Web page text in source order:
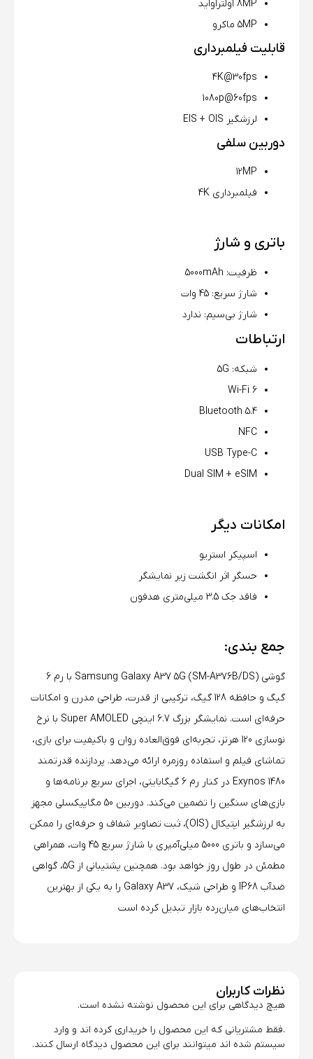
8MP اولتراواید
5MP ماکرو
قابلیت فیلمبرداری
4K@30fps
1080p@60fps
لرزشگیر EIS + OIS
دوربین سلفی
12MP
فیلمبرداری 4K
باتری و شارژ
ظرفیت: 5000mAh
شارژ سریع: 45 وات
شارژ بی‌سیم: ندارد
ارتباطات
شبکه: 5G
Wi-Fi 6
Bluetooth 5.4
NFC
USB Type-C
Dual SIM + eSIM
امکانات دیگر
اسپیکر استریو
حسگر اثر انگشت زیر نمایشگر
فاقد جک 3.5 میلی‌متری هدفون
جمع بندی:
گوشی Samsung Galaxy A37 5G (SM-A376B/DS) با رم 6
گیگ و حافظه 128 گیگ، ترکیبی از قدرت، طراحی مدرن و امکانات
حرفه‌ای است. نمایشگر بزرگ 6.7 اینچی Super AMOLED با نرخ
نوسازی 120 هرتز، تجربه‌ای فوق‌العاده روان و باکیفیت برای بازی،
تماشای فیلم و استفاده روزمره ارائه می‌دهد. پردازنده قدرتمند
Exynos 1480 در کنار رم 6 گیگابایتی، اجرای سریع برنامه‌ها و
بازی‌های سنگین را تضمین می‌کند. دوربین 50 مگاپیکسلی مجهز
به لرزشگیر اپتیکال (OIS)، ثبت تصاویر شفاف و حرفه‌ای را ممکن
می‌سازد و باتری 5000 میلی‌آمپری با شارژ سریع 45 وات، همراهی
مطمئن در طول روز خواهد بود. همچنین پشتیبانی از 5G، گواهی
ضدآب IP68 و طراحی شیک، Galaxy A37 را به یکی از بهترین
انتخاب‌های میان‌رده بازار تبدیل کرده است
نظرات کاربران
هیچ دیدگاهی برای این محصول نوشته نشده است.
.فقط مشتریانی که این محصول را خریداری کرده اند و وارد
سیستم شده اند میتوانند برای این محصول دیدگاه ارسال کنند.